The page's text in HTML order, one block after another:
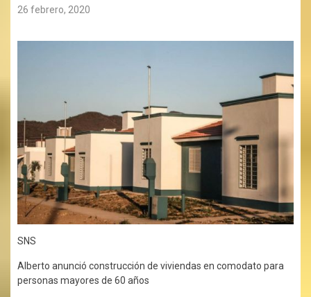
26 febrero, 2020
SNS
Alberto anunció construcción de viviendas en comodato para
personas mayores de 60 años